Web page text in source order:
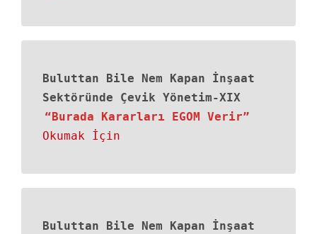
Buluttan Bile Nem Kapan İnşaat
Sektöründe Çevik Yönetim-XIX
“Burada Kararları EGOM Verir”
Okumak İçin
Buluttan Bile Nem Kapan İnşaat